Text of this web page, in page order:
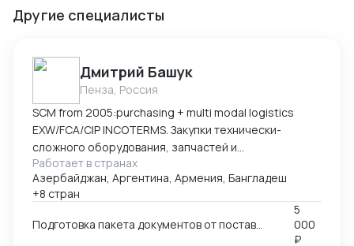
Другие специалисты
Дмитрий Башук
Пенза, Россия
SCM from 2005:purchasing + multi modal logistics
EXW/FCA/CIP INCOTERMS. Закупки технически-
сложного оборудования, запчастей и
комплектующих к нему.
Работает в странах
Азербайджан, Аргентина, Армения, Бангладеш
+8 стран
Подготовка пакета документов от поставщика на EXW, FCA, CIP
5
000
₽